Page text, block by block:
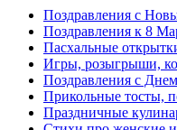
Поздравления с
Поздравления к 8
Пасхальные
Игры, розыгрыши,
Поздравления с
Прикольные тосты,
Праздничные